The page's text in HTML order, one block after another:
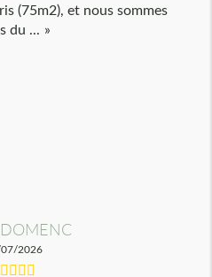
(75m2), et nous sommes
du ...
DOMENC
2026